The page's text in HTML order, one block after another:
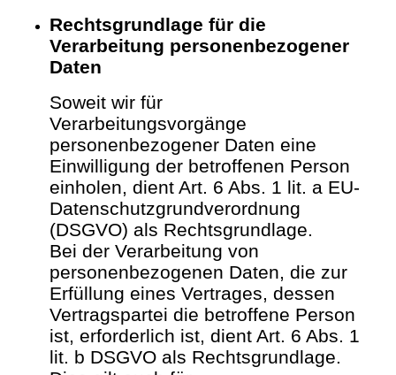
Rechtsgrundlage für die
Verarbeitung personenbezogener
Daten
Soweit wir für
Verarbeitungsvorgänge
personenbezogener Daten eine
Einwilligung der betroffenen Person
einholen, dient Art. 6 Abs. 1 lit. a EU-
Datenschutzgrundverordnung
(DSGVO) als Rechtsgrundlage.
Bei der Verarbeitung von
personenbezogenen Daten, die zur
Erfüllung eines Vertrages, dessen
Vertragspartei die betroffene Person
ist, erforderlich ist, dient Art. 6 Abs. 1
lit. b DSGVO als Rechtsgrundlage.